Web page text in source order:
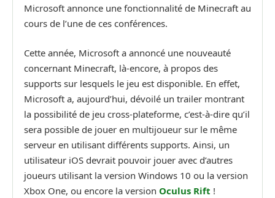
Microsoft annonce une fonctionnalité de Minecraft au
cours de l’une de ces conférences.
Cette année, Microsoft a annoncé une nouveauté
concernant Minecraft, là-encore, à propos des
supports sur lesquels le jeu est disponible. En effet,
Microsoft a, aujourd’hui, dévoilé un trailer montrant
la possibilité de jeu cross-plateforme, c’est-à-dire qu’il
sera possible de jouer en multijoueur sur le même
serveur en utilisant différents supports. Ainsi, un
utilisateur iOS devrait pouvoir jouer avec d’autres
joueurs utilisant la version Windows 10 ou la version
Xbox One, ou encore la version Oculus Rift !